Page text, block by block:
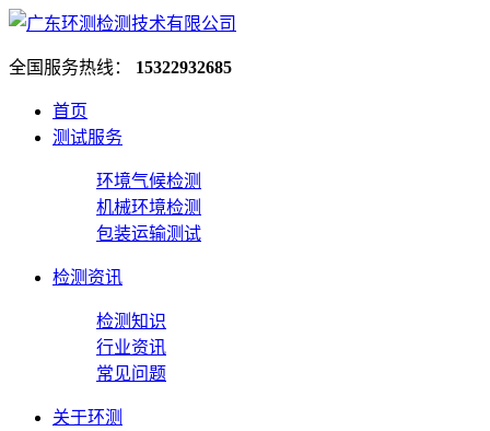
全国服务热线： 15322932685
首页
测试服务
环境气候检测
机械环境检测
包装运输测试
检测资讯
检测知识
行业资讯
常见问题
关于环测